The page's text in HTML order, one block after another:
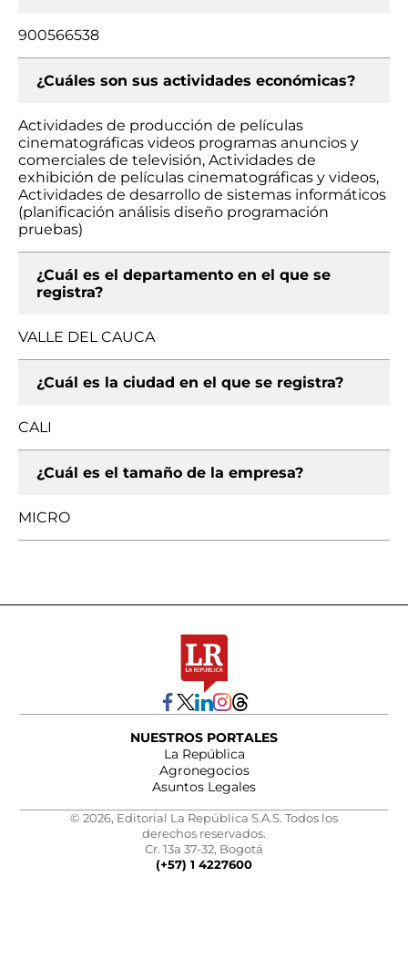
900566538
¿Cuáles son sus actividades económicas?
Actividades de producción de películas
cinematográficas videos programas anuncios y
comerciales de televisión, Actividades de
exhibición de películas cinematográficas y videos,
Actividades de desarrollo de sistemas informáticos
(planificación análisis diseño programación
pruebas)
¿Cuál es el departamento en el que se
registra?
VALLE DEL CAUCA
¿Cuál es la ciudad en el que se registra?
CALI
¿Cuál es el tamaño de la empresa?
MICRO
NUESTROS PORTALES
La República
Agronegocios
Asuntos Legales
© 2026, Editorial La República S.A.S. Todos los
derechos reservados.
Cr. 13a 37-32, Bogotá
(+57) 1 4227600